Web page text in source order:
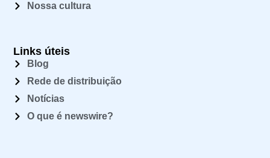
Nossa cultura
Links úteis
Blog
Rede de distribuição
Notícias
O que é newswire?